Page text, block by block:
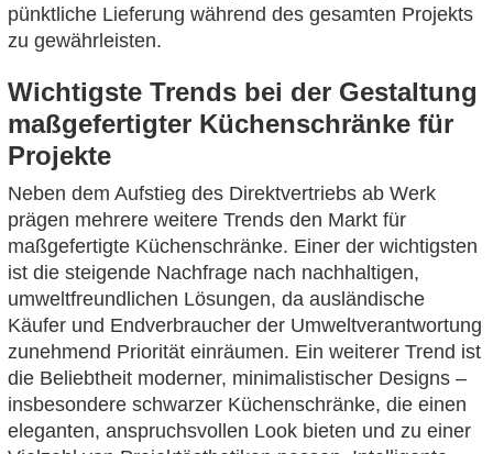
pünktliche Lieferung während des gesamten Projekts
zu gewährleisten.
Wichtigste Trends bei der Gestaltung
maßgefertigter Küchenschränke für
Projekte
Neben dem Aufstieg des Direktvertriebs ab Werk
prägen mehrere weitere Trends den Markt für
maßgefertigte Küchenschränke. Einer der wichtigsten
ist die steigende Nachfrage nach nachhaltigen,
umweltfreundlichen Lösungen, da ausländische
Käufer und Endverbraucher der Umweltverantwortung
zunehmend Priorität einräumen. Ein weiterer Trend ist
die Beliebtheit moderner, minimalistischer Designs –
insbesondere schwarzer Küchenschränke, die einen
eleganten, anspruchsvollen Look bieten und zu einer